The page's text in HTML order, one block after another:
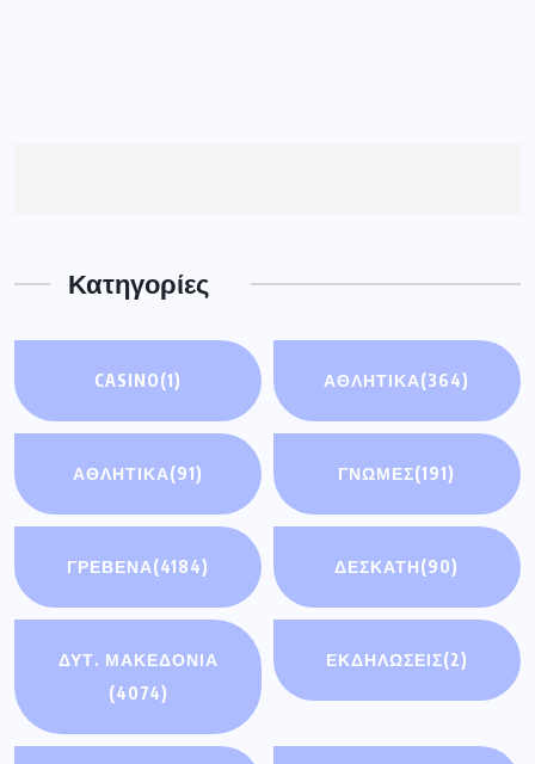
Κατηγορίες
CASINO(1) ΑΘΛΗΤΙΚΑ(364)
ΑΘΛΗΤΙΚΆ(91) ΓΝΩΜΕΣ(191)
ΓΡΕΒΕΝΑ(4184) ΔΕΣΚΑΤΗ(90)
ΔΥΤ. ΜΑΚΕΔΟΝΙΑ
(4074)
ΕΚΔΗΛΩΣΕΙΣ(2)